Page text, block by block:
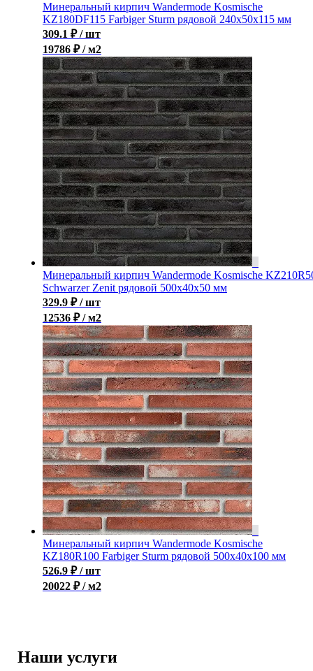
Минеральный кирпич Wandermode Kosmische
KZ180DF115 Farbiger Sturm рядовой 240x50x115 мм
309.1 ₽ / шт
19786 ₽ / м2
Минеральный кирпич Wandermode Kosmische
Schwarzer Zenit рядовой 500x40x50 мм
329.9 ₽ / шт
12536 ₽ / м2
Минеральный кирпич Wandermode Kosmische
KZ180R100 Farbiger Sturm рядовой 500x40x100 мм
526.9 ₽ / шт
20022 ₽ / м2
Наши услуги